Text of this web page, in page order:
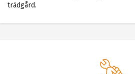
trädgård.